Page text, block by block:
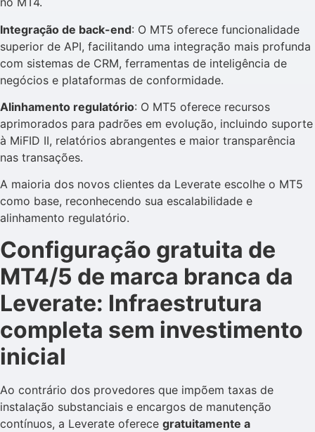
Integração de back-end: O MT5 oferece funcionalidade
superior de API, facilitando uma integração mais profunda
com sistemas de CRM, ferramentas de inteligência de
negócios e plataformas de conformidade.
Alinhamento regulatório: O MT5 oferece recursos
aprimorados para padrões em evolução, incluindo suporte
à MiFID II, relatórios abrangentes e maior transparência
nas transações.
A maioria dos novos clientes da Leverate escolhe o MT5
como base, reconhecendo sua escalabilidade e
alinhamento regulatório.
Configuração gratuita de
MT4/5 de marca branca da
Leverate: Infraestrutura
completa sem investimento
inicial
Ao contrário dos provedores que impõem taxas de
instalação substanciais e encargos de manutenção
contínuos, a Leverate oferece gratuitamente a